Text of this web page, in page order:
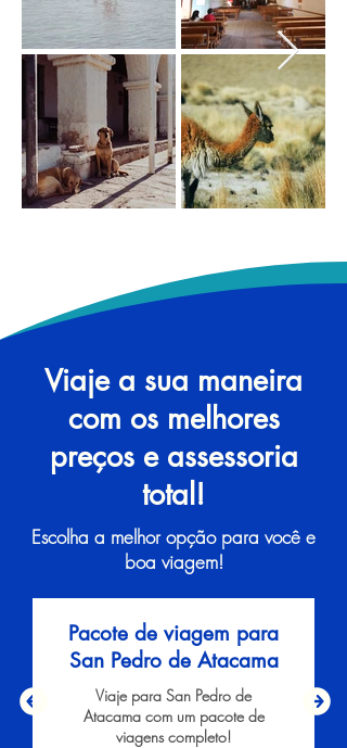
Viaje a sua maneira
com os melhores
preços e assessoria
total!
Escolha a melhor opção para você e
boa viagem!
Pacote de viagem para
San Pedro de Atacama
Viaje para San Pedro de
Atacama com um pacote de
viagens completo!